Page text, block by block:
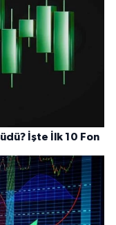
İşte İlk 10 Fon